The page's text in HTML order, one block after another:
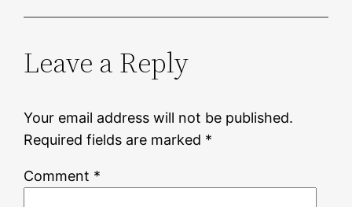
Leave a Reply
Your email address will not be published.
Required fields are marked *
Comment *